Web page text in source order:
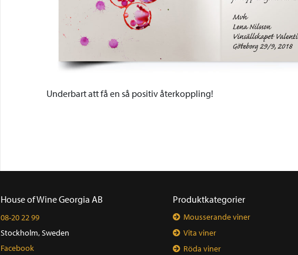
Underbart att få en så positiv återkoppling!
House of Wine Georgia AB
08-20 22 99
Stockholm, Sweden
Facebook
Produktkategorier
Mousserande viner
Vita viner
Röda viner